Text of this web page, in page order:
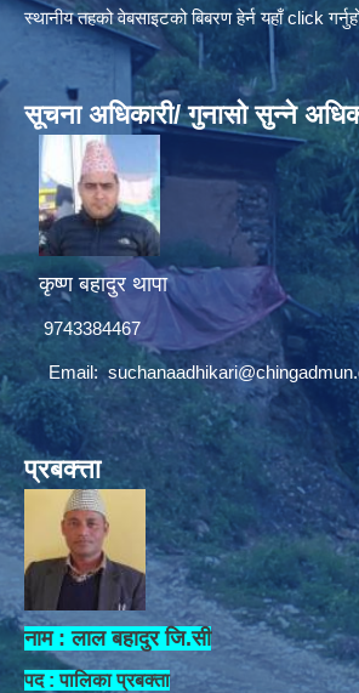
स्थानीय तहको वेबसाइटको बिबरण हेर्न यहाँ click
सूचना अधिकारी/ गुनासो सुन्ने
कृष्ण बहादुर थापा
9743384467
Email:
प्रबक्त्ता
नाम : लाल बहादुर जि.सी
पद : पालिका प्रबक्ता